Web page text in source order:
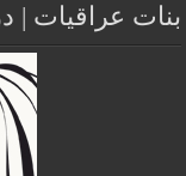
بنات عراقيات |